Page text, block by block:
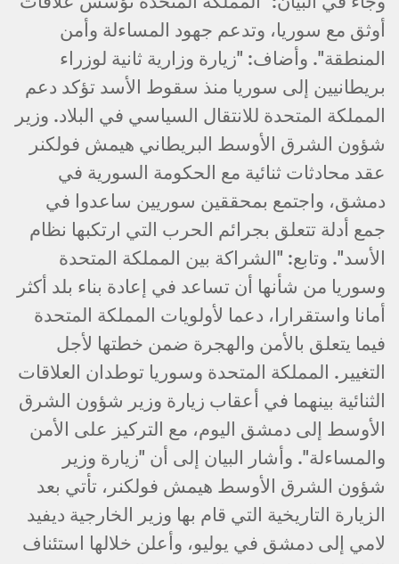
أوثق مع سوريا، وتدعم جهود المساءلة وأمن
المنطقة". وأضاف: "زيارة وزارية ثانية لوزراء
بريطانيين إلى سوريا منذ سقوط الأسد تؤكد دعم
المملكة المتحدة للانتقال السياسي في البلاد. وزير
شؤون الشرق الأوسط البريطاني هيمش فولكنر
عقد محادثات ثنائية مع الحكومة السورية في
دمشق، واجتمع بمحققين سوريين ساعدوا في
جمع أدلة تتعلق بجرائم الحرب التي ارتكبها نظام
الأسد". وتابع: "الشراكة بين المملكة المتحدة
وسوريا من شأنها أن تساعد في إعادة بناء بلد أكثر
أمانا واستقرارا، دعما لأولويات المملكة المتحدة
فيما يتعلق بالأمن والهجرة ضمن خطتها لأجل
التغيير. المملكة المتحدة وسوريا توطدان العلاقات
الثنائية بينهما في أعقاب زيارة وزير شؤون الشرق
الأوسط إلى دمشق اليوم، مع التركيز على الأمن
والمساءلة". وأشار البيان إلى أن "زيارة وزير
شؤون الشرق الأوسط هيمش فولكنر، تأتي بعد
الزيارة التاريخية التي قام بها وزير الخارجية ديفيد
لامي إلى دمشق في يوليو، وأعلن خلالها استئناف